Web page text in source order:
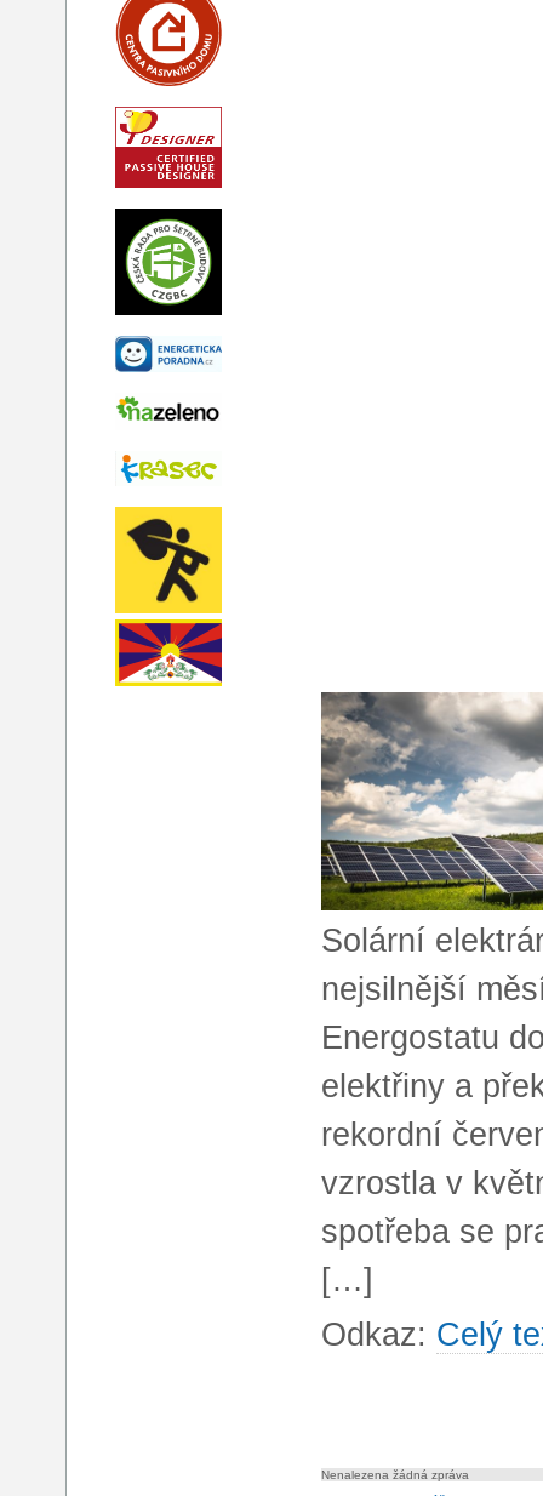
Solární
nejsilnější
Energostatu
elektřiny a
rekordní
vzrostla v
spotřeba se
[…]
Odkaz: Celý
Nenalezena žádná zpráva